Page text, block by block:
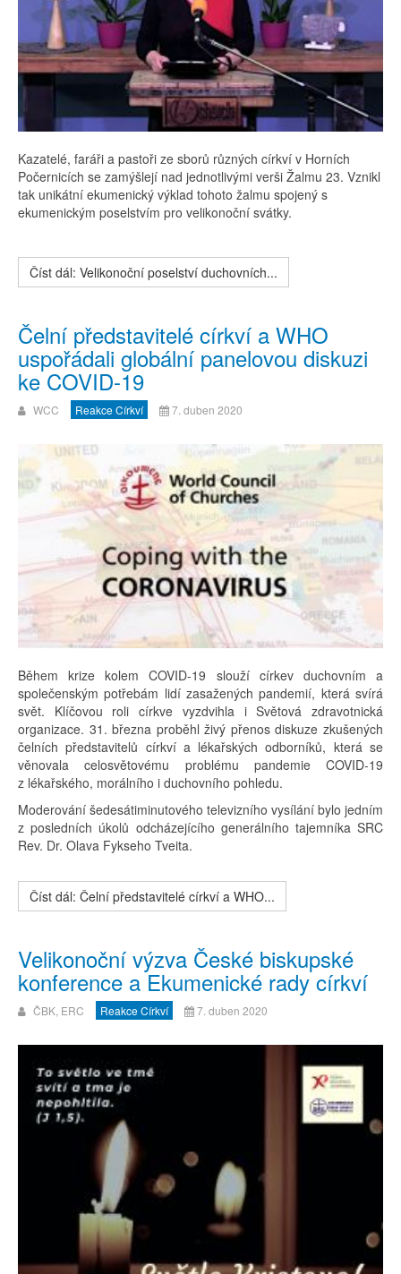
Kazatelé, faráři a pastoři ze sborů různých církví v Horních
Počernicích se zamýšlejí nad jednotlivými verši Žalmu 23. Vznikl
tak unikátní ekumenický výklad tohoto žalmu spojený s
ekumenickým poselstvím pro velikonoční svátky.
Číst dál: Velikonoční poselství duchovních...
Čelní představitelé církví a WHO
uspořádali globální panelovou diskuzi
ke COVID-19
WCC Reakce Církví 7. duben 2020
Během krize kolem COVID-19 slouží církev duchovním a
společenským potřebám lidí zasažených pandemií, která svírá
svět. Klíčovou roli církve vyzdvihla i Světová zdravotnická
organizace. 31. března proběhl živý přenos diskuze zkušených
čelních představitelů církví a lékařských odborníků, která se
věnovala celosvětovému problému pandemie COVID-19
z lékařského, morálního i duchovního pohledu.
Moderování šedesátiminutového televizního vysílání bylo jedním
z posledních úkolů odcházejícího generálního tajemníka SRC
Rev. Dr. Olava Fykseho Tveita.
Číst dál: Čelní představitelé církví a WHO...
Velikonoční výzva České biskupské
konference a Ekumenické rady církví
ČBK, ERC Reakce Církví 7. duben 2020